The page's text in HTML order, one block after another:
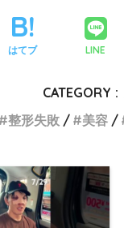
はてブ LINE
CATEGORY :
整形失敗 美容